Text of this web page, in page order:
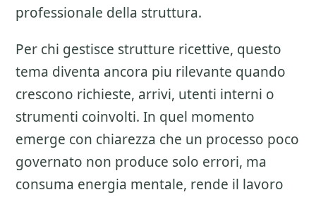
professionale della struttura.
Per chi gestisce strutture ricettive, questo
tema diventa ancora piu rilevante quando
crescono richieste, arrivi, utenti interni o
strumenti coinvolti. In quel momento
emerge con chiarezza che un processo poco
governato non produce solo errori, ma
consuma energia mentale, rende il lavoro